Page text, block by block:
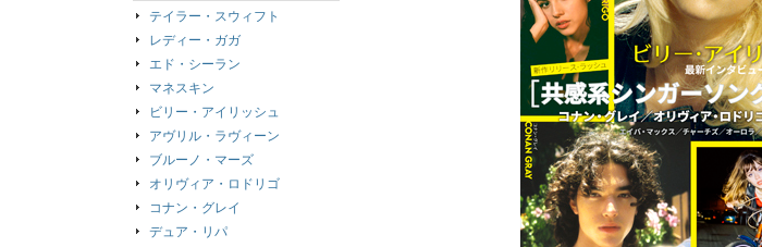
テイラー・スウィフト
レディー・ガガ
エド・シーラン
マネスキン
ビリー・アイリッシュ
アヴリル・ラヴィーン
ブルーノ・マーズ
オリヴィア・ロドリゴ
コナン・グレイ
デュア・リパ